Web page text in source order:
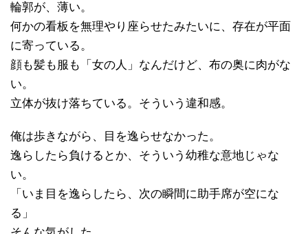
輪郭が、薄い。
何かの看板を無理やり座らせたみたいに、存在が平面
に寄っている。
顔も髪も服も「女の人」なんだけど、布の奥に肉がな
い。
立体が抜け落ちている。そういう違和感。
俺は歩きながら、目を逸らせなかった。
逸らしたら負けるとか、そういう幼稚な意地じゃな
い。
「いま目を逸らしたら、次の瞬間に助手席が空にな
る」